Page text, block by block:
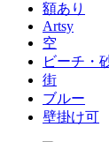
額あり
Artsy
空
ビーチ・
街
ブルー
壁掛け可